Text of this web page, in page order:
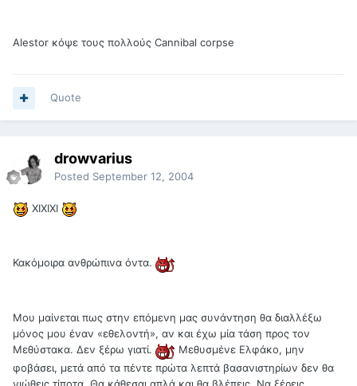
Alestor κόψε τους πολλούς Cannibal corpse
Quote
drowvarius
Posted September 12, 2004
ΧΙΧΙΧΙ
Κακόμοιρα ανθρώπινα όντα.
Μου μαίνεται πως στην επόμενη μας συνάντηση θα διαλλέξω
μόνος μου έναν «εθελοντή», αν και έχω μία τάση προς τον
Μεθύστακα. Δεν ξέρω γιατί.
Μεθυσμένε Ελφάκο, μην
φοβάσει, μετά από τα πέντε πρώτα λεπτά βασανιστηρίων δεν θα
νιώθεις τίποτα. Θα κάθεσαι απλά και θα βλέπεις. Να ξέρεις